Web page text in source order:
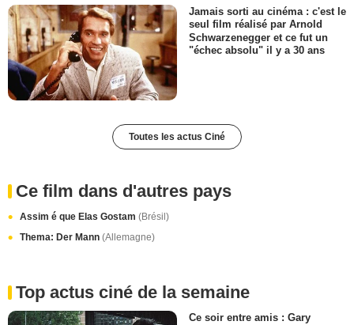
Jamais sorti au cinéma : c'est le
seul film réalisé par Arnold
Schwarzenegger et ce fut un
"échec absolu" il y a 30 ans
Toutes les actus Ciné
Ce film dans d'autres pays
Assim é que Elas Gostam (Brésil)
Thema: Der Mann (Allemagne)
Top actus ciné de la semaine
Ce soir entre amis : Gary